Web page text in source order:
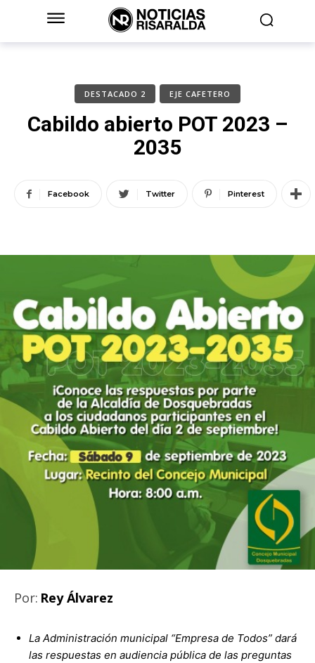
DESTACADO 2 EJE CAFETERO
Cabildo abierto POT 2023 –
2035
Facebook Twitter Pinterest
Por: Rey Álvarez
La Administración municipal “Empresa de Todos” dará
las respuestas en audiencia pública de las preguntas